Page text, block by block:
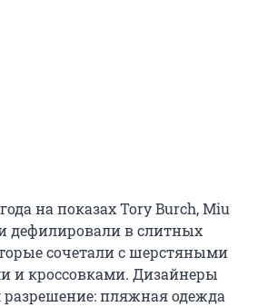
на показах Tory Burch, Miu
дефилировали в слитных
сочетали с шерстяными
и кроссовками. Дизайнеры
пляжная одежда